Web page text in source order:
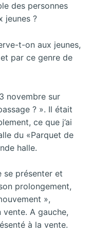
des personnes
jeunes ?
t-on aux jeunes,
par ce genre de
novembre sur
? ». Il était
ce que j’ai
du «Parquet de
halle.
se présenter et
prolongement,
»,
A gauche,
à la vente.